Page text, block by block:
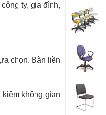
ty, gia đình,
chọn. Bàn liền
không gian